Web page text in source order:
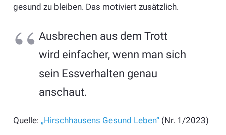
gesund zu bleiben. Das motiviert zusätzlich.
Ausbrechen aus dem Trott
wird einfacher, wenn man sich
sein Essverhalten genau
anschaut.
Quelle: „Hirschhausens Gesund Leben“(Nr. 1/2023)